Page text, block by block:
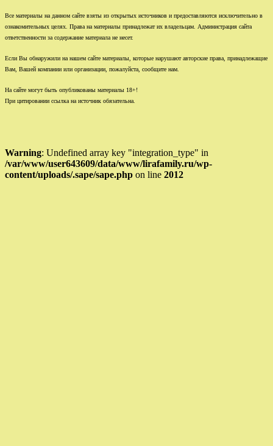
Все материалы на данном сайте взяты из открытых источников и предоставляются исключительно в
ознакомительных целях. Права на материалы принадлежат их владельцам. Администрация сайта
ответственности за содержание материала не несет.
Если Вы обнаружили на нашем сайте материалы, которые нарушают авторские права, принадлежащие
Вам, Вашей компании или организации, пожалуйста, сообщите нам.
На сайте могут быть опубликованы материалы 18+!
При цитировании ссылка на источник обязательна.
Warning: Undefined array key "integration_type" in
/var/www/user643609/data/www/lirafamily.ru/wp-
content/uploads/.sape/sape.php on line 2012